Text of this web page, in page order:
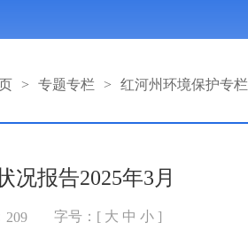
> 专题专栏 > 红河州环境保护专栏
报告2025年3月
209 字号：[ 大 中 小 ]